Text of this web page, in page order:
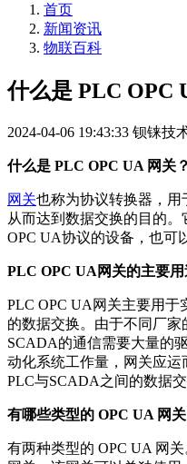
首页
新闻资讯
物联百科
什么是 PLC OPC
2024-04-06 19:43:33 钡铼技
什么是 PLC OPC UA 网关？
网关也称为协议转换器，用
从而达到数据交换的目的
OPC UA协议的设备，也可
PLC OPC UA网关的主要用
PLC OPC UA网关主要用于
的数据交换。由于不同厂
SCADA的通信需要大量的
动化系统工作量，网关应
PLC与SCADA之间的数据交
有哪些类型的 OPC UA 网关
有两种类型的 OPC UA 网